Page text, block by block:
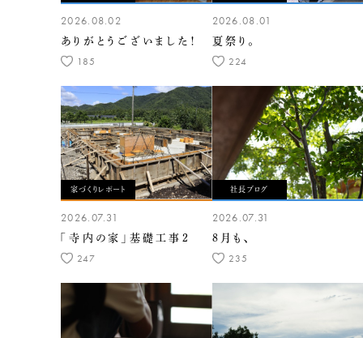
2026.08.02
ありがとうございました！
185
2026.08.01
夏祭り。
224
家づくりレポート
2026.07.31
「寺内の家」基礎工事2
247
社長ブログ
2026.07.31
8月も、
235